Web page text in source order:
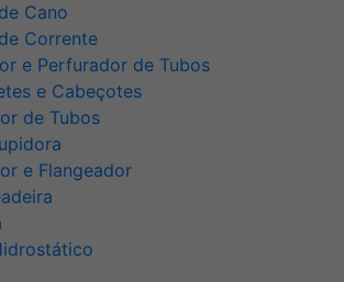
Cano
Corrente
e Perfurador de Tubos
e Cabeçotes
de Tubos
e Flangeador